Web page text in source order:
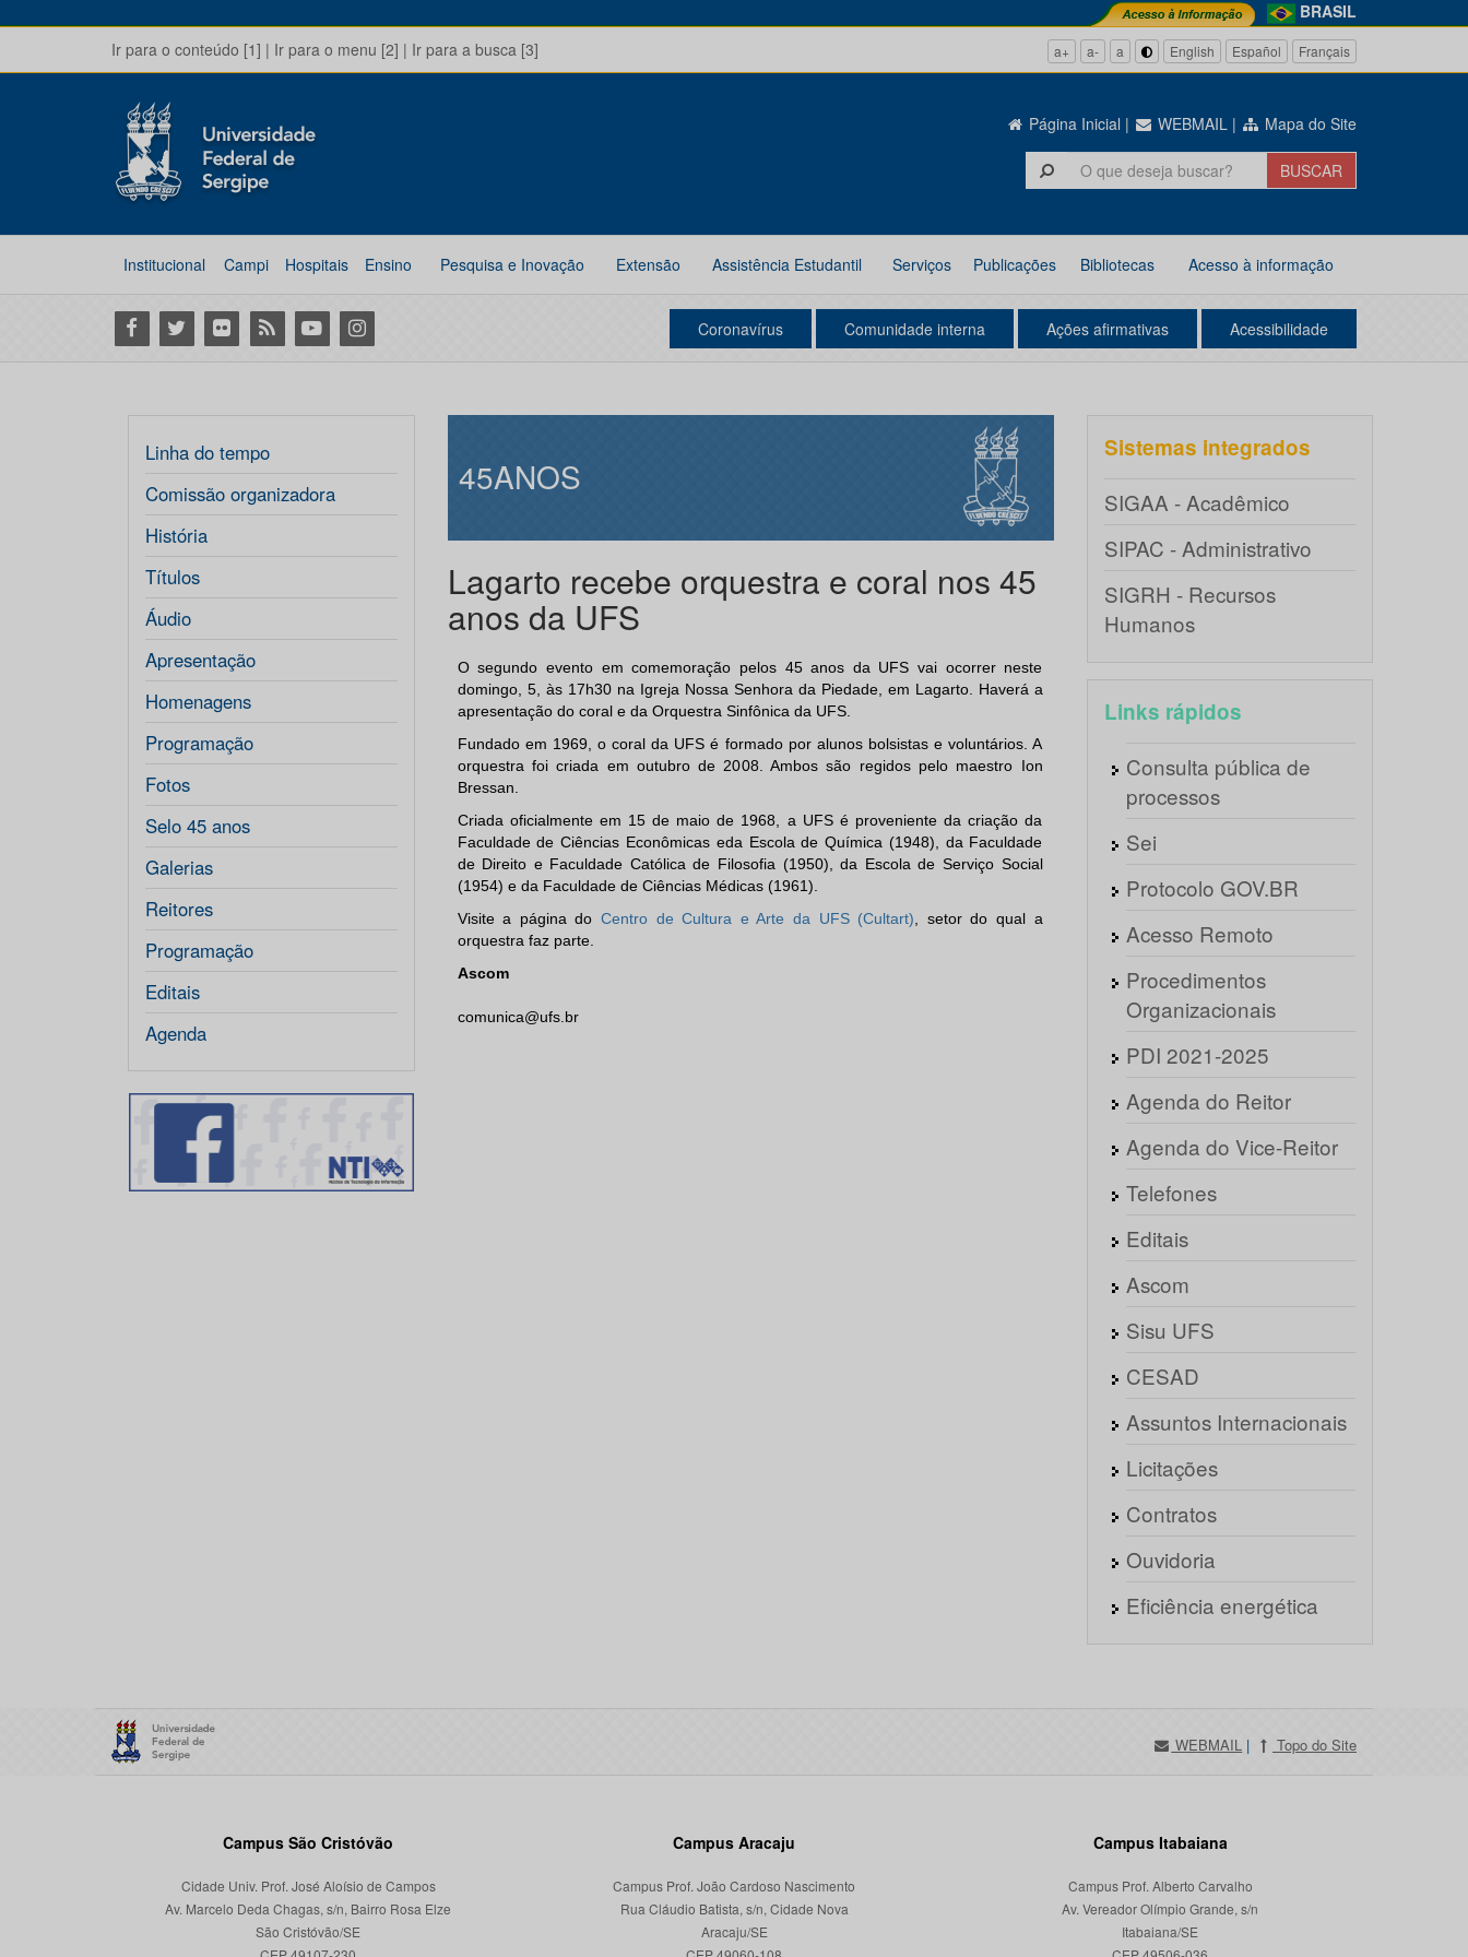
BRASIL
Ir para o conteúdo [1] | Ir para o menu [2] | Ir para a busca [3] a+ a- a English Español Français
Página Inicial | WEBMAIL | Mapa do Site
Institucional Campi Hospitais Ensino Pesquisa e Inovação Extensão Assistência Estudantil Serviços Publicações Bibliotecas Acesso à informação
Facebook
Twitter Flickr RSS YoutubeInstagram Coronavírus Comunidade interna Ações afirmativas Acessibilidade
Linha do tempo
Comissão organizadora
História
Títulos
Áudio
Apresentação
Homenagens
Programação
Fotos
Selo 45 anos
Galerias
Reitores
Programação
Editais
Agenda
45ANOS
Lagarto recebe orquestra e coral nos 45
anos da UFS
O segundo evento em comemoração pelos 45 anos da UFS vai ocorrer neste
domingo, 5, às 17h30 na Igreja Nossa Senhora da Piedade, em Lagarto. Haverá a
apresentação do coral e da Orquestra Sinfônica da UFS.
Fundado em 1969, o coral da UFS é formado por alunos bolsistas e voluntários. A
orquestra foi criada em outubro de 2008. Ambos são regidos pelo maestro Ion
Bressan.
Criada oficialmente em 15 de maio de 1968, a UFS é proveniente da criação da
Faculdade de Ciências Econômicas eda Escola de Química (1948), da Faculdade
de Direito e Faculdade Católica de Filosofia (1950), da Escola de Serviço Social
(1954) e da Faculdade de Ciências Médicas (1961).
Visite a página do Centro de Cultura e Arte da UFS (Cultart) , setor do qual a
orquestra faz parte.
Ascom
comunica@ufs.br
Sistemas integrados
SIGAA - Acadêmico
SIPAC - Administrativo
SIGRH - Recursos
Humanos
Links rápidos
Consulta pública de
processos
Sei
Protocolo GOV.BR
Acesso Remoto
Procedimentos
Organizacionais
PDI 2021-2025
Agenda do Reitor
Agenda do Vice-Reitor
Telefones
Editais
Ascom
Sisu UFS
CESAD
Assuntos Internacionais
Licitações
Contratos
Ouvidoria
Eficiência energética
WEBMAIL | Topo do Site
Campus São Cristóvão
Cidade Univ. Prof. José Aloísio de Campos
Av. Marcelo Deda Chagas, s/n, Bairro Rosa Elze
São Cristóvão/SE
Campus Aracaju
Campus Prof. João Cardoso Nascimento
Rua Cláudio Batista, s/n, Cidade Nova
Aracaju/SE
Campus Itabaiana
Campus Prof. Alberto Carvalho
Av. Vereador Olímpio Grande, s/n
Itabaiana/SE